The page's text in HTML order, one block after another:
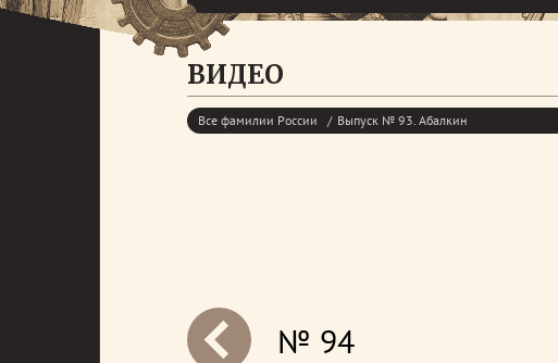
ВИДЕО
Все фамилии России Выпуск № 93. Абалкин
№ 94